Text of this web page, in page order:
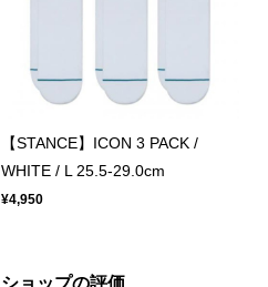
【STANCE】ICON 3 PACK /
WHITE / L 25.5-29.0cm
¥4,950
ショップの評価